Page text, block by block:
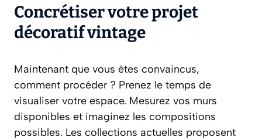
Concrétiser votre projet
décoratif vintage
Maintenant que vous êtes convaincus,
comment procéder ? Prenez le temps de
visualiser votre espace. Mesurez vos murs
disponibles et imaginez les compositions
possibles. Les collections actuelles proposent